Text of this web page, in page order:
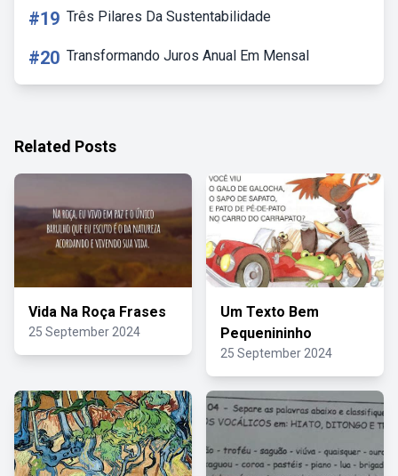
#19 Três Pilares Da Sustentabilidade
#20 Transformando Juros Anual Em Mensal
Related Posts
Vida Na Roça Frases
25 September 2024
Um Texto Bem
Pequenininho
25 September 2024